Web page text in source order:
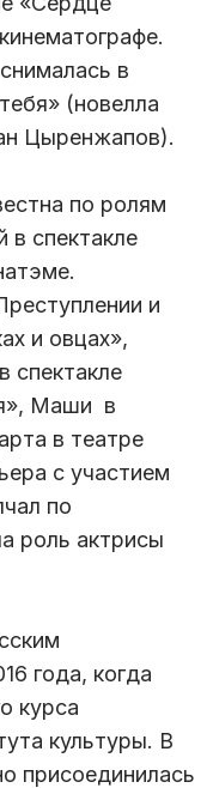
в
(новелла
Цыренжапов).
по ролям
спектакле
и
и овцах»,
спектакле
Маши в
в театре
с участием
по
роль актрисы
года, когда
курса
культуры. В
присоединилась